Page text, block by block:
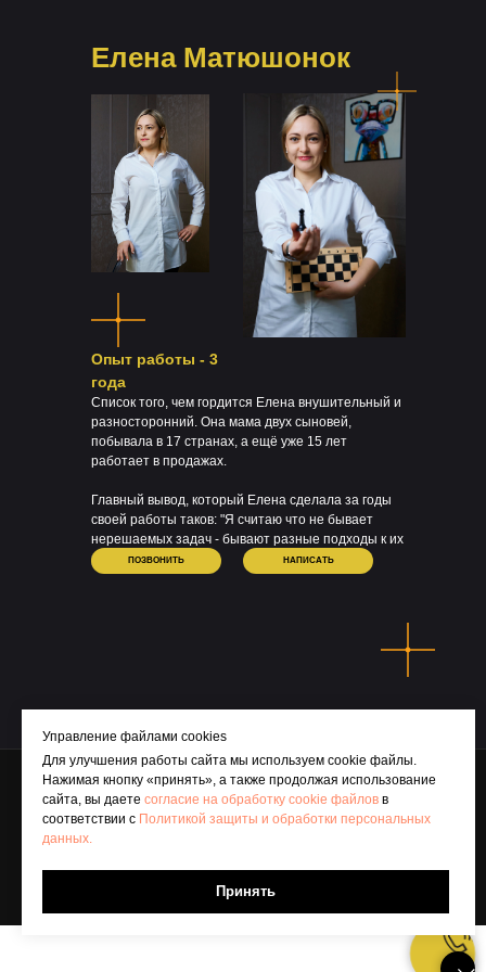
Елена Матюшонок
Список того, чем гордится Елена внушительный и
разносторонний. Она мама двух сыновей,
побывала в 17 странах, а ещё уже 15 лет
работает в продажах.
Главный вывод, который Елена сделала за годы
своей работы таков: "Я считаю что не бывает
нерешаемых задач - бывают разные подходы к их
решению!".
Опыт работы - 3
года
ПОЗВОНИТЬ НАПИСАТЬ
Политика защиты и обработки персональных данных
Общество с ограниченной ответственностью «ДомосКлаб»
ИНН 6686169048, ОГРН 1256600034998
Адрес: 624090, Свердловская область, г. Верхняя Пышма, ул.
Александра Козицына, д. 8, кв. 124
Email: lebedev@domos.club
Управление файлами cookies
Для улучшения работы сайта мы используем cookie файлы.
Нажимая кнопку «принять», а также продолжая использование
сайта, вы даете согласие на обработку cookie файлов в
соответствии с Политикой защиты и обработки персональных
данных.
Принять